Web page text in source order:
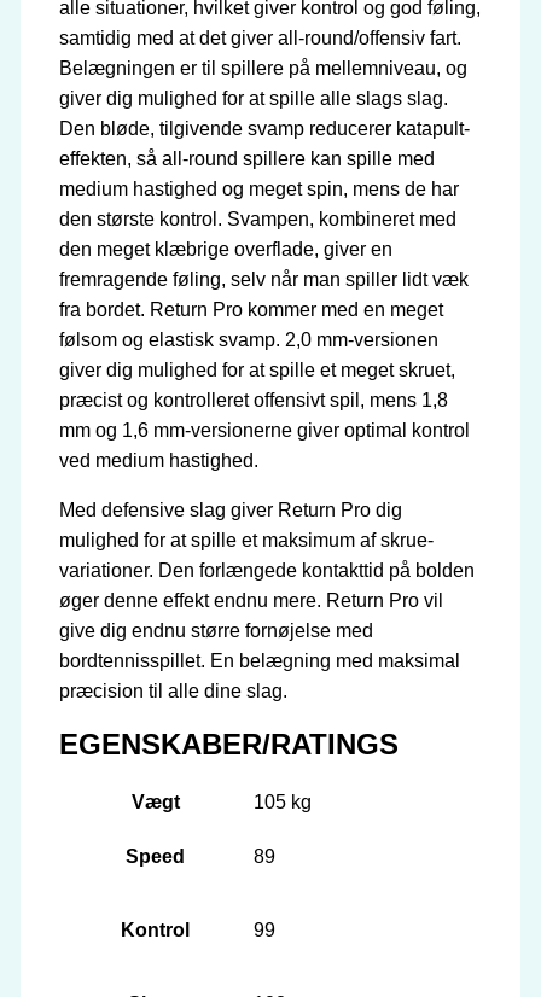
alle situationer, hvilket giver kontrol og god føling,
samtidig med at det giver all-round/offensiv fart.
Belægningen er til spillere på mellemniveau, og
giver dig mulighed for at spille alle slags slag.
Den bløde, tilgivende svamp reducerer katapult-
effekten, så all-round spillere kan spille med
medium hastighed og meget spin, mens de har
den største kontrol. Svampen, kombineret med
den meget klæbrige overflade, giver en
fremragende føling, selv når man spiller lidt væk
fra bordet. Return Pro kommer med en meget
følsom og elastisk svamp. 2,0 mm-versionen
giver dig mulighed for at spille et meget skruet,
præcist og kontrolleret offensivt spil, mens 1,8
mm og 1,6 mm-versionerne giver optimal kontrol
ved medium hastighed.
Med defensive slag giver Return Pro dig
mulighed for at spille et maksimum af skrue-
variationer. Den forlængede kontakttid på bolden
øger denne effekt endnu mere. Return Pro vil
give dig endnu større fornøjelse med
bordtennisspillet. En belægning med maksimal
præcision til alle dine slag.
EGENSKABER/RATINGS
Vægt 105 kg
Speed 89
Kontrol 99